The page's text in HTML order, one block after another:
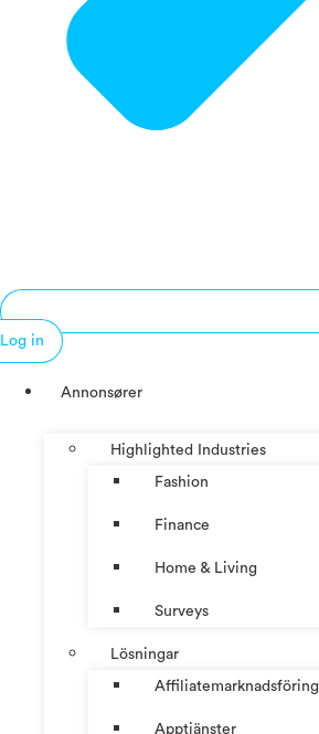
Log in
Annonsører
Highlighted Industries
Fashion
Finance
Home & Living
Surveys
Lösningar
Affiliatemarknadsföring
Apptjänster